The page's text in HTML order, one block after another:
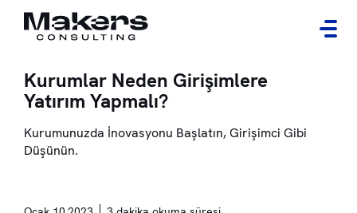
Kurumlar Neden Girişimlere
Yatırım Yapmalı?
Kurumunuzda İnovasyonu Başlatın, Girişimci Gibi
Düşünün.